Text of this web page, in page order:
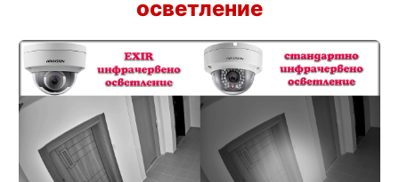
осветление